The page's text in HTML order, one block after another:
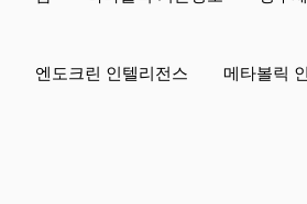
엔도크린 인텔리전스 메타볼릭